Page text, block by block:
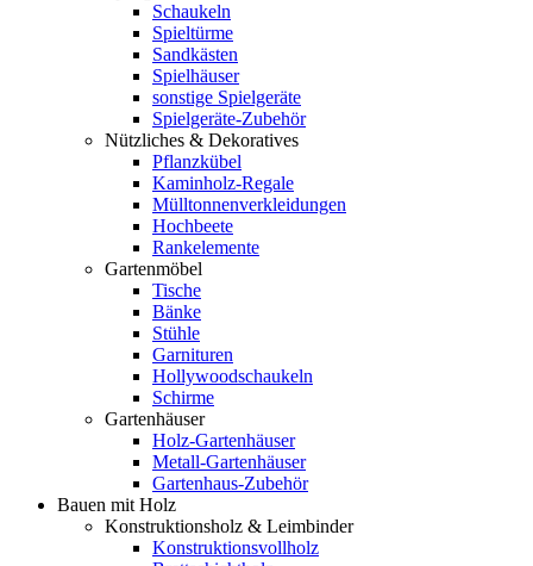
Schaukeln
Spieltürme
Sandkästen
Spielhäuser
sonstige Spielgeräte
Spielgeräte-Zubehör
Nützliches & Dekoratives
Pflanzkübel
Kaminholz-Regale
Mülltonnenverkleidungen
Hochbeete
Rankelemente
Gartenmöbel
Tische
Bänke
Stühle
Garnituren
Hollywoodschaukeln
Schirme
Gartenhäuser
Holz-Gartenhäuser
Metall-Gartenhäuser
Gartenhaus-Zubehör
Bauen mit Holz
Konstruktionsholz & Leimbinder
Konstruktionsvollholz